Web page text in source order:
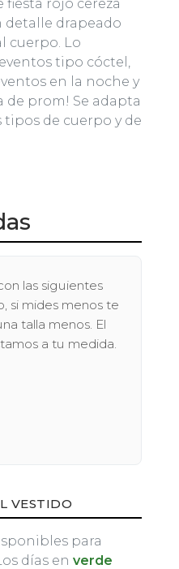
fiesta rojo cereza
detalle drapeado
cuerpo. Lo
tipo cóctel,
en la noche y
de prom! Se adapta
de cuerpo y de
las siguientes
si mides menos te
talla menos. El
a tu medida.
VESTIDO
para
días en verde